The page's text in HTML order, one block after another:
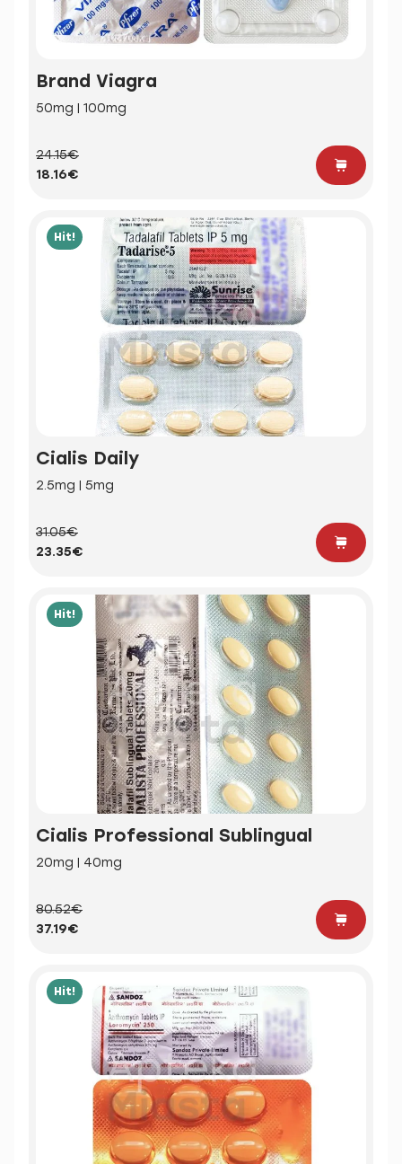
Brand Viagra
50mg | 100mg
24.15€
18.16€
Hit!
Cialis Daily
2.5mg | 5mg
31.05€
23.35€
Hit!
Cialis Professional Sublingual
20mg | 40mg
80.52€
37.19€
Hit!